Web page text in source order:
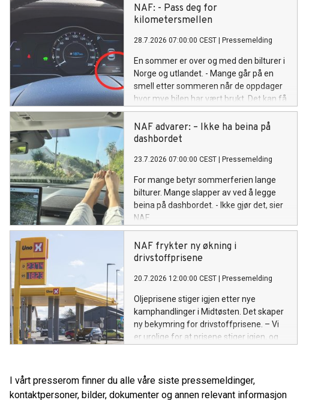
NAF: - Pass deg for
kilometersmellen
28.7.2026 07:00:00 CEST Pressemelding
En sommer er over og med den bilturer i
Norge og utlandet. - Mange går på en
smell etter sommeren når de oppdager
hvor mye bilen har vært brukt. Det kan få
stor betydning for forsikring og
leasingavtaler, advarer NAF.
NAF advarer: – Ikke ha beina på
dashbordet
23.7.2026 07:00:00 CEST Pressemelding
For mange betyr sommerferien lange
bilturer. Mange slapper av ved å legge
beina på dashbordet. - Ikke gjør det, sier
NAF.
NAF frykter ny økning i
drivstoffprisene
20.7.2026 12:00:00 CEST Pressemelding
Oljeprisene stiger igjen etter nye
kamphandlinger i Midtøsten. Det skaper
ny bekymring for drivstoffprisene. – Vi
er urolige for at prisene stiger igjen, og
opphører, sier Ingunn Handagard,
pressesjef i NAF.
I vårt presserom finner du alle våre siste pressemeldinger,
kontaktpersoner, bilder, dokumenter og annen relevant informasjon